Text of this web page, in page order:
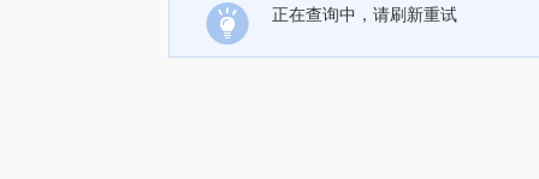
正在查询中，请刷新重试